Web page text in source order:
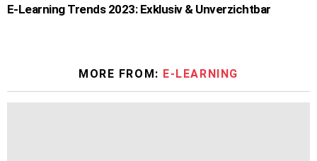
E-Learning Trends 2023: Exklusiv & Unverzichtbar
MORE FROM: E-LEARNING